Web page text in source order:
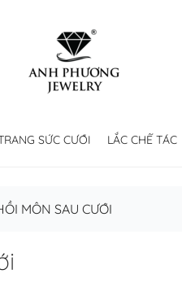
SỨC CƯỚI LẮC CHẾ TÁC
MÔN SAU CƯỚI